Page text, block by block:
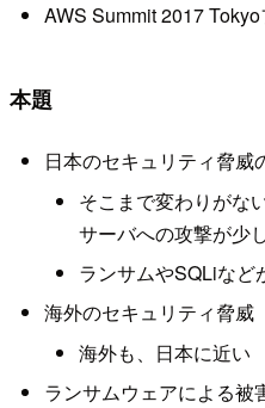
AWS Summit 2017
本題
日本のセキュリティ脅威
そこまで変わりがな
サーバへの攻撃が少
ランサムやSQLiなど
海外のセキュリティ脅威
海外も、日本に近い
ランサムウェアによる被